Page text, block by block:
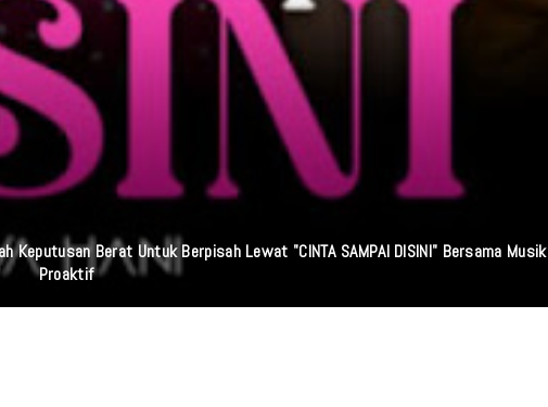
Keputusan Berat Untuk Berpisah Lewat "CINTA SAMPAI DISINI" Bersama Musik
Proaktif